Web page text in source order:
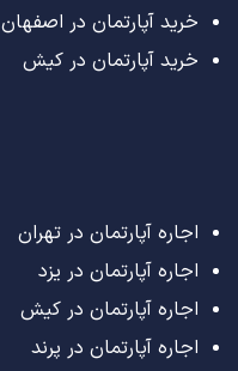
خرید آپارتمان در اصفهان
خرید آپارتمان در کیش
اجاره آپارتمان در تهران
اجاره آپارتمان در یزد
اجاره آپارتمان در کیش
اجاره آپارتمان در پرند